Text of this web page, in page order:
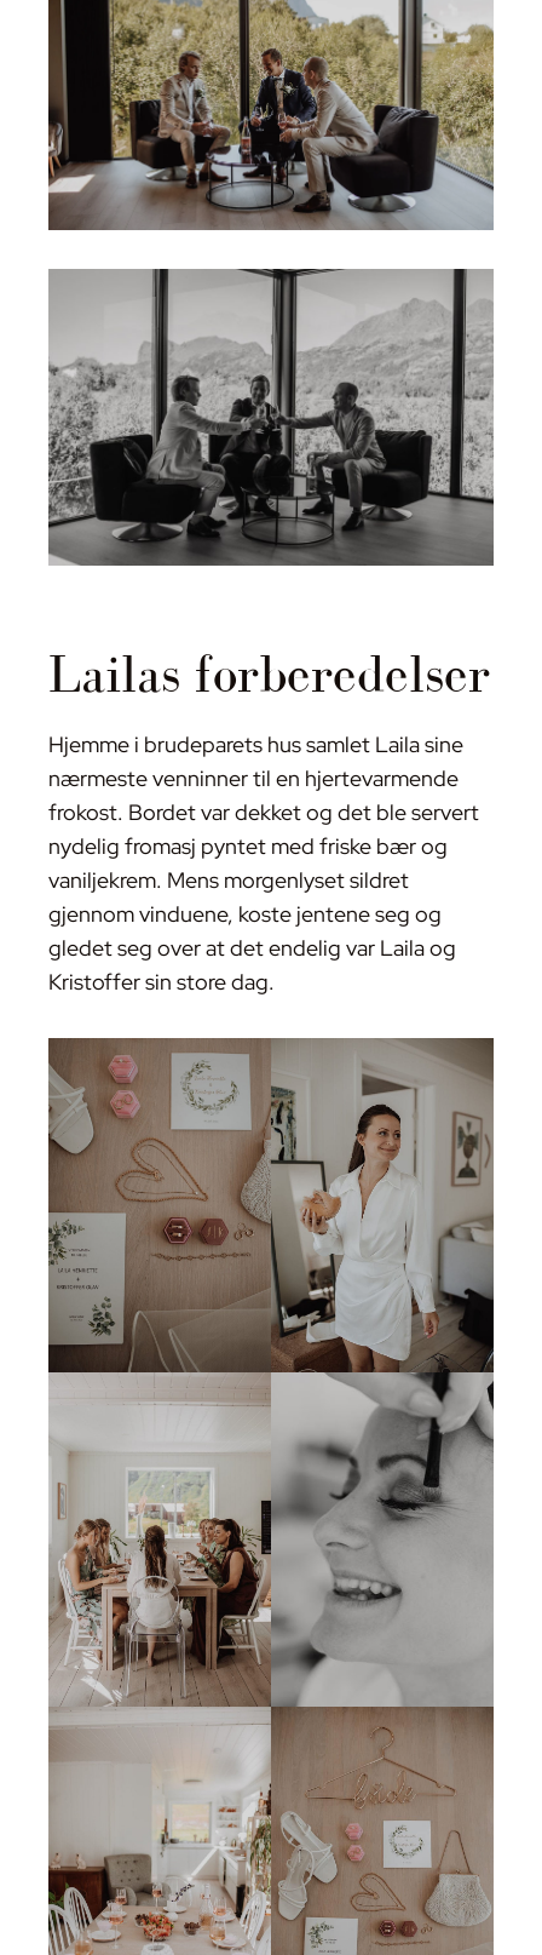
Lailas forberedelser
Hjemme i brudeparets hus samlet Laila sine
nærmeste venninner til en hjertevarmende
frokost. Bordet var dekket og det ble servert
nydelig fromasj pyntet med friske bær og
vaniljekrem. Mens morgenlyset sildret
gjennom vinduene, koste jentene seg og
gledet seg over at det endelig var Laila og
Kristoffer sin store dag.